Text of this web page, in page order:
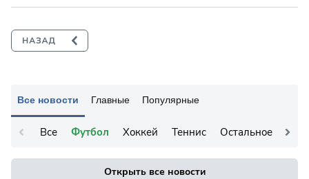
Все новости Главные Популярные
Все Футбол Хоккей Теннис Остальное
Открыть все новости